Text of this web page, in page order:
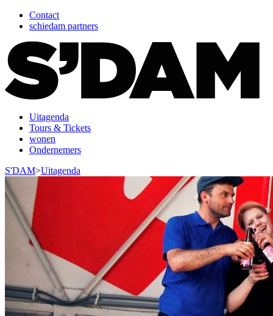
Contact
schiedam partners
Uitagenda
Tours & Tickets
wonen
Ondernemers
S'DAM>Uitagenda